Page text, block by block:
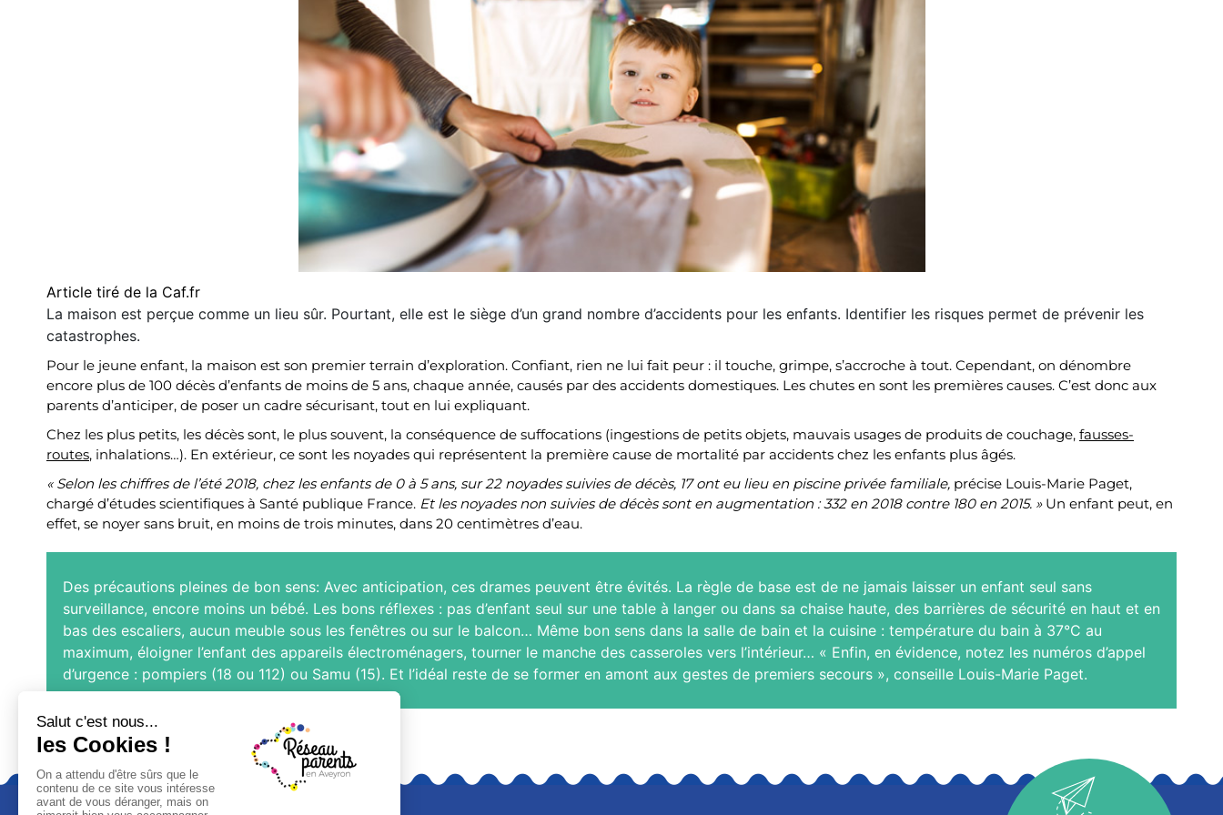
Article tiré de la Caf.fr
La maison est perçue comme un lieu sûr. Pourtant, elle est le siège d’un grand nombre d’accidents pour les enfants. Identifier les risques permet de prévenir les
catastrophes.
Pour le jeune enfant, la maison est son premier terrain d’exploration. Confiant, rien ne lui fait peur : il touche, grimpe, s’accroche à tout. Cependant, on dénombre
encore plus de 100 décès d’enfants de moins de 5 ans, chaque année, causés par des accidents domestiques. Les chutes en sont les premières causes. C’est donc aux
parents d’anticiper, de poser un cadre sécurisant, tout en lui expliquant.
Chez les plus petits, les décès sont, le plus souvent, la conséquence de suffocations (ingestions de petits objets, mauvais usages de produits de couchage, fausses-
routes, inhalations…). En extérieur, ce sont les noyades qui représentent la première cause de mortalité par accidents chez les enfants plus âgés.
« Selon les chiffres de l’été 2018, chez les enfants de 0 à 5 ans, sur 22 noyades suivies de décès, 17 ont eu lieu en piscine privée familiale, précise Louis-Marie Paget,
chargé d’études scientifiques à Santé publique France. Et les noyades non suivies de décès sont en augmentation : 332 en 2018 contre 180 en 2015. »Un enfant peut, en
effet, se noyer sans bruit, en moins de trois minutes, dans 20 centimètres d’eau.
Des précautions pleines de bon sens: Avec anticipation, ces drames peuvent être évités. La règle de base est de ne jamais laisser un enfant seul sans
surveillance, encore moins un bébé. Les bons réflexes : pas d’enfant seul sur une table à langer ou dans sa chaise haute, des barrières de sécurité en haut et en
bas des escaliers, aucun meuble sous les fenêtres ou sur le balcon… Même bon sens dans la salle de bain et la cuisine : température du bain à 37°C au
maximum, éloigner l’enfant des appareils électroménagers, tourner le manche des casseroles vers l’intérieur… « Enfin, en évidence, notez les numéros d’appel
d’urgence : pompiers (18 ou 112) ou Samu (15). Et l’idéal reste de se former en amont aux gestes de premiers secours », conseille Louis-Marie Paget.